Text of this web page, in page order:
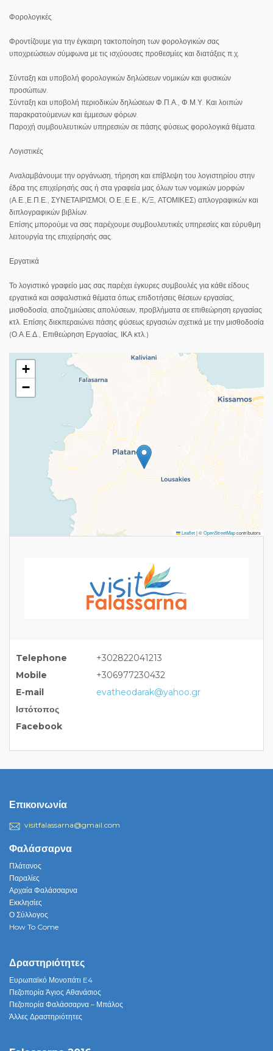
Φορολογικές
Φροντίζουμε για την έγκαιρη τακτοποίηση των φορολογικών σας
υποχρεώσεων σύμφωνα με τις ισχύουσες προθεσμίες και διατάξεις π.χ.
Σύνταξη και υποβολή φορολογικών δηλώσεων νομικών και φυσικών
προσώπων.
Σύνταξη και υποβολή περιοδικών δηλώσεων Φ.Π.Α., Φ.Μ.Υ. Και λοιπών
παρακρατούμενων και έμμεσων φόρων.
Παροχή συμβουλευτικών υπηρεσιών σε πάσης φύσεως φορολογικά θέματα.
Λογιστικές
Αναλαμβάνουμε την οργάνωση, τήρηση και επίβλεψη του λογιστηρίου στην
έδρα της επιχείρησής σας ή στα γραφεία μας όλων των νομικών μορφών
(Α.Ε.,Ε.Π.Ε., ΣΥΝΕΤΑΙΡΙΣΜΟΙ, Ο.Ε.,Ε.Ε., Κ/Ξ, ΑΤΟΜΙΚΕΣ) απλογραφικών και
διπλογραφικών βιβλίων.
Επίσης μπορούμε να σας παρέχουμε συμβουλευτικές υπηρεσίες και εύρυθμη
λειτουργία της επιχείρησής σας.
Εργατικά
Το λογιστικό γραφείο μας σας παρέχει έγκυρες συμβουλές για κάθε είδους
εργατικά και ασφαλιστικά θέματα όπως επιδοτήσεις θέσεων εργασίας,
μισθοδοσία, αποζημιώσεις απολύσεων, προβλήματα σε επιθεώρηση εργασίας
κτλ. Επίσης διεκπεραιώνει πάσης φύσεως εργασιών σχετικά με την μισθοδοσία
(Ο.Α.Ε.Δ., Επιθεώρηση Εργασίας, ΙΚΑ κτλ.)
+
−
Leaflet|©OpenStreetMapcontributors
Telephone
+302822041213
Mobile
+306977230432
E-mail
evatheodarak@yahoo.gr
Ιστότοπος
Facebook
Επικοινωνία
visitfalassarna@gmail.com
Φαλάσσαρνα
Πλάτανος
Παραλίες
Αρχαία Φαλάσσαρνα
Εκκλησίες
Ο Σύλλογος
How To Come
Δραστηριότητες
Ευρωπαϊκό Μονοπάτι E4
Πεζοπορία Άγιος Αθανάσιος
Πεζοπορία Φαλάσσαρνα – Μπάλος
Άλλες Δραστηριότητες